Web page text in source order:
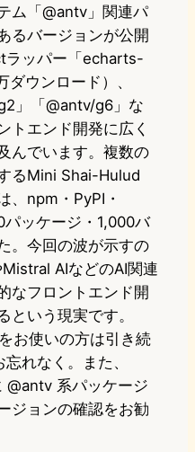
ム「@antv」関連パ
るバージョンが公開
ラッパー「echarts-
ウンロード）、
」「@antv/g6」な
トエンド開発に広く
んでいます。複数の
るMini Shai-Hulud
、npm・PyPI・
ッケージ・1,000バ
。今回の波が示すの
AIなどのAI関連
なフロントエンド開
という現実です。
お使いの方は引き続
れなく。また、
系パッケージ
ジョンの確認をお勧